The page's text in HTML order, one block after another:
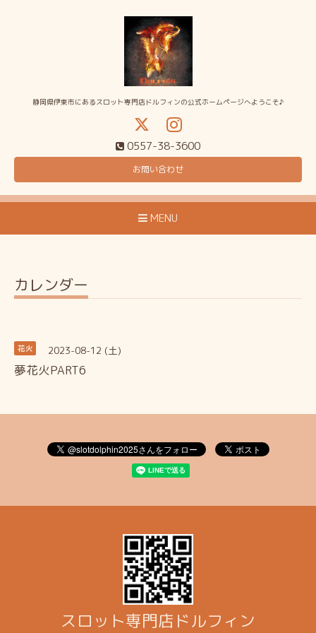
静岡県伊東市にあるスロット専門店ドルフィンの公式ホームページへようこそ♪
0557-38-3600
お問い合わせ
MENU
カレンダー
花火 2023-08-12 (土)
夢花火PART6
スロット専門店ドルフィン